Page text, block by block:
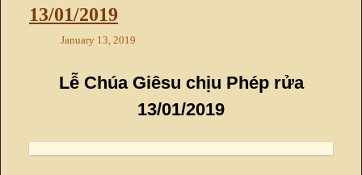
13/01/2019
January 13, 2019
Lễ Chúa Giêsu chịu Phép rửa
13/01/2019